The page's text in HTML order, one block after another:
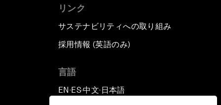
リンク
サステナビリティへの取り組み
採用情報 (英語のみ)
言語
EN ▪ES▪中文▪ 日本語